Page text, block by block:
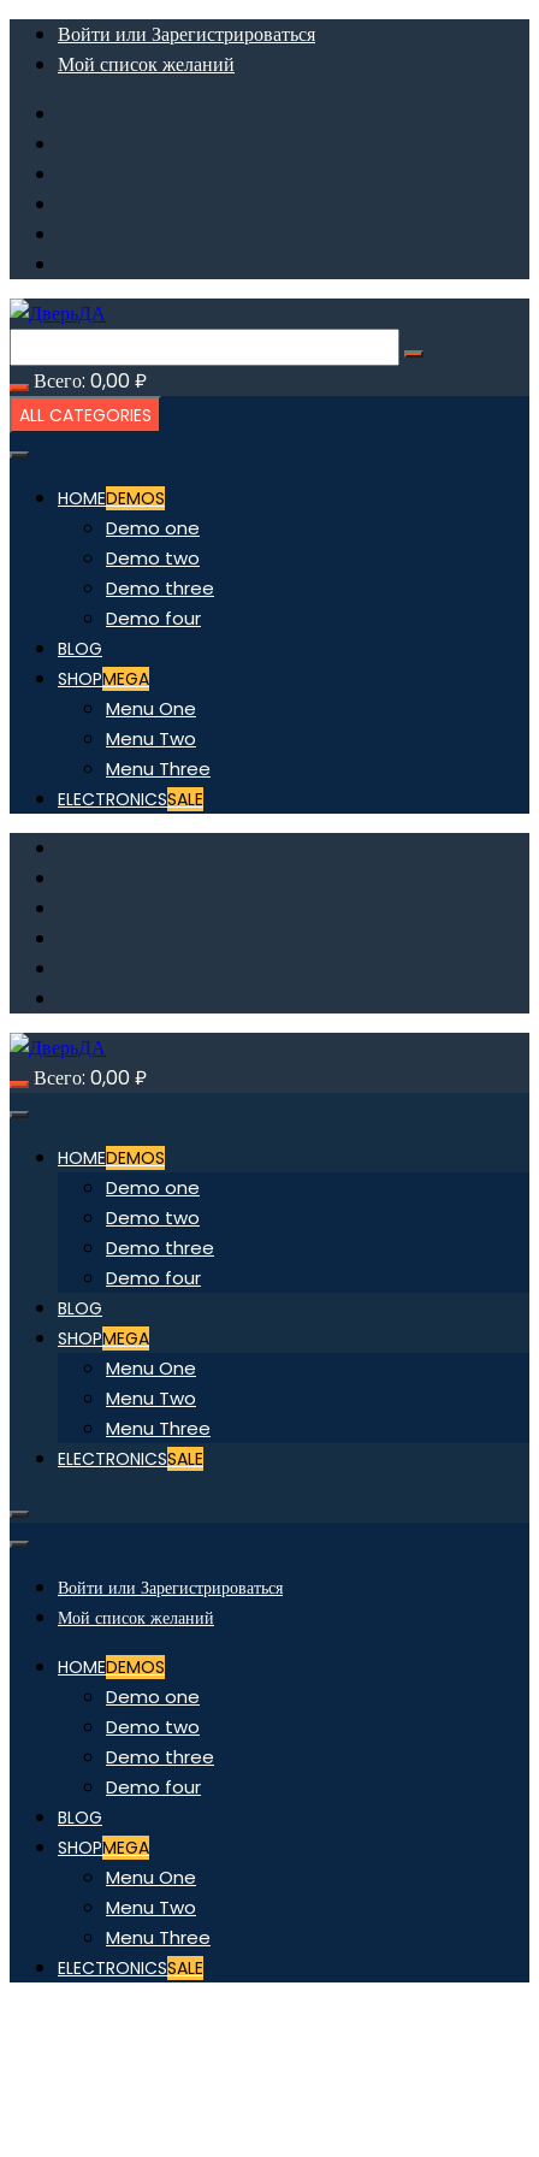
ПерейтиВойти или Зарегистрироваться
Мой список желаний
Всего: 0,00₽
ALL CATEGORIES
HOMEDEMOS
Demo one
Demo two
Demo three
Demo four
BLOG
SHOPMEGA
Menu One
Menu Two
Menu Three
ELECTRONICSSALE
Всего: 0,00₽
HOMEDEMOS
Demo one
Demo two
Demo three
Demo four
BLOG
SHOPMEGA
Menu One
Menu Two
Menu Three
ELECTRONICSSALE
Войти или Зарегистрироваться
Мой список желаний
HOMEDEMOS
Demo one
Demo two
Demo three
Demo four
BLOG
SHOPMEGA
Menu One
Menu Two
Menu Three
ELECTRONICSSALE